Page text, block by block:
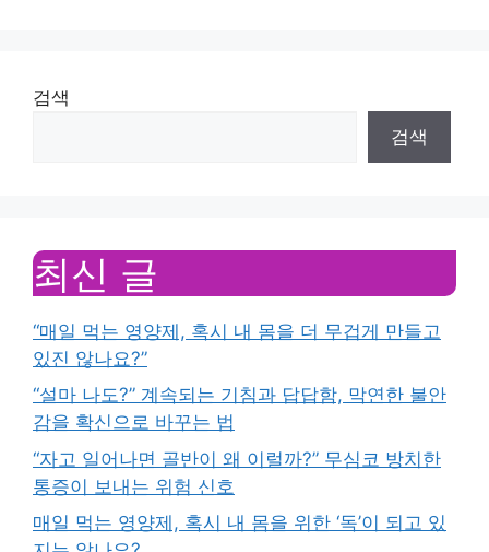
검색
검색
최신 글
“매일 먹는 영양제, 혹시 내 몸을 더 무겁게 만들고
있진 않나요?”
“설마 나도?” 계속되는 기침과 답답함, 막연한 불안
감을 확신으로 바꾸는 법
“자고 일어나면 골반이 왜 이럴까?” 무심코 방치한
통증이 보내는 위험 신호
매일 먹는 영양제, 혹시 내 몸을 위한 ‘독’이 되고 있